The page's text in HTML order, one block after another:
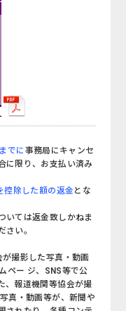
でに 事務局にキャンセ
に限り、お支払い済み
除した額の返金 とな
いては返金致しかねま
さい。
撮影した写真・動画
ペー ジ、SNS等で公
、報道機関等協会が撮
真・動画等が、新聞や